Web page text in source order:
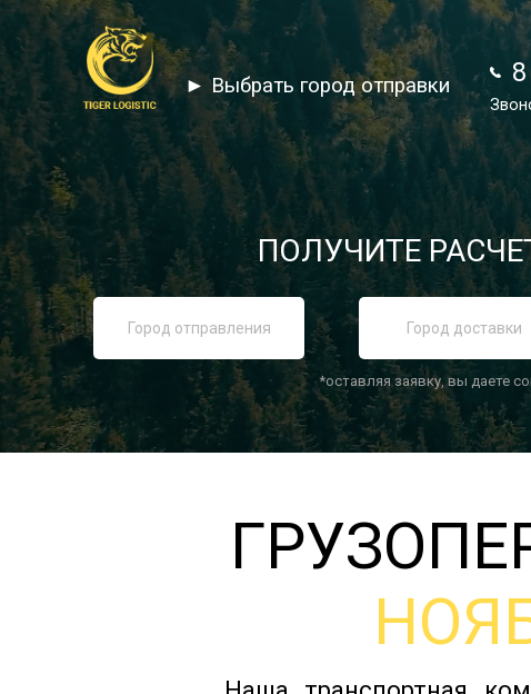
► Выбрать город отправки
ПОЛУЧИТЕ
*оставляя заявку, вы даете